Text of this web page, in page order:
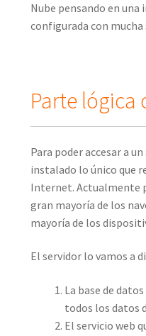
Nube pensando en una
configurada con mucha
Parte lógica
Para poder accesar a
instalado lo único que
Internet. Actualmente
gran mayoría de los
mayoría de los
El servidor lo vamos a
La base de
todos los datos
El servicio web